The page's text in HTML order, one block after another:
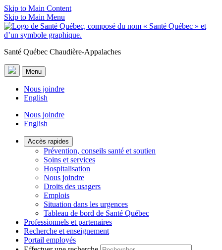
Skip to Main Content
Skip to Main Menu
Santé Québec Chaudière-Appalaches
Menu
Nous joindre
English
Nous joindre
English
Accès rapides
Prévention, conseils santé et soutien
Soins et services
Hospitalisation
Nous joindre
Droits des usagers
Emplois
Situation dans les urgences
Tableau de bord de Santé Québec
Professionnels et partenaires
Recherche et enseignement
Portail employés